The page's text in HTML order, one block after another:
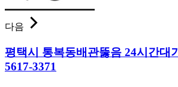
다음
평택시 통복동배관뚫음 24시간대
5617-3371